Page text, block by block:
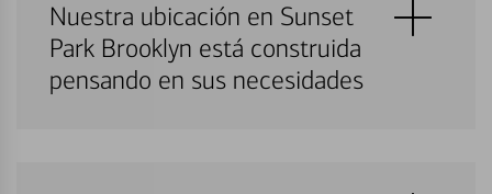
Nuestra ubicación en Sunset
Park Brooklyn está construida
pensando en sus necesidades